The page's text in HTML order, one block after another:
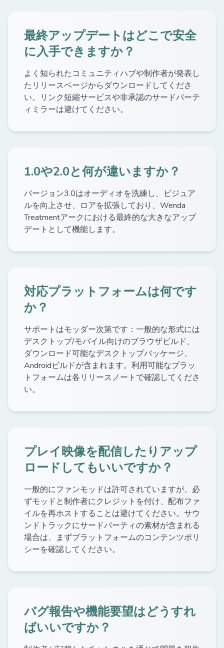
最終アップデートはどこで安全
に入手できますか？
よく知られたコミュニティハブや制作者が発表し
たリリースページからダウンロードしてくださ
い。リンク短縮サービスや非承認のサードパーテ
ィミラーは避けてください。
1.0や2.0と何が違いますか？
バージョン3.0はオーディオを洗練し、ビジュア
ルを向上させ、ロアを拡張しており、Wenda
Treatmentアークにおける最終的な大きなアップ
デートとして機能します。
対応プラットフォームは何です
か？
サポートはモッダー次第です：一般的な形式には
デスクトップ/モバイル向けのブラウザビルド、
ダウンロード可能なデスクトップパッケージ、
Androidビルドが含まれます。利用可能なプラッ
トフォームは各リリースノートで確認してくださ
い。
プレイ映像を配信したりアップ
ロードしてもいいですか？
一般的にファンモッドは許可されていますが、必
ずモッドと制作者にクレジットを付け、配布ファ
イルを再ホストすることは避けてください。サウ
ンドトラックにサードパーティの素材が含まれる
場合は、まずプラットフォームのコンテンツポリ
シーを確認してください。
バグ報告や機能要望はどうすれ
ばいいですか？